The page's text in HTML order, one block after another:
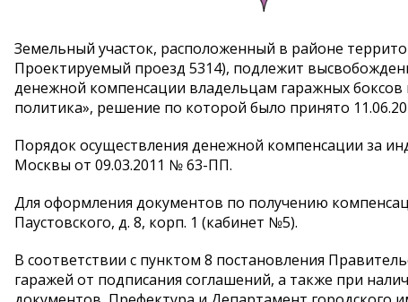
Земельный участок, расположенный в районе
Проектируемый проезд 5314), подлежит
денежной компенсации владельцам гаражных
политика», решение по которой было принято
Порядок осуществления денежной компенсации за
Москвы от 09.03.2011 № 63-ПП.
Для оформления документов по получению
Паустовского, д. 8, корп. 1 (кабинет №5).
В соответствии с пунктом 8 постановления
гаражей от подписания соглашений, а также при